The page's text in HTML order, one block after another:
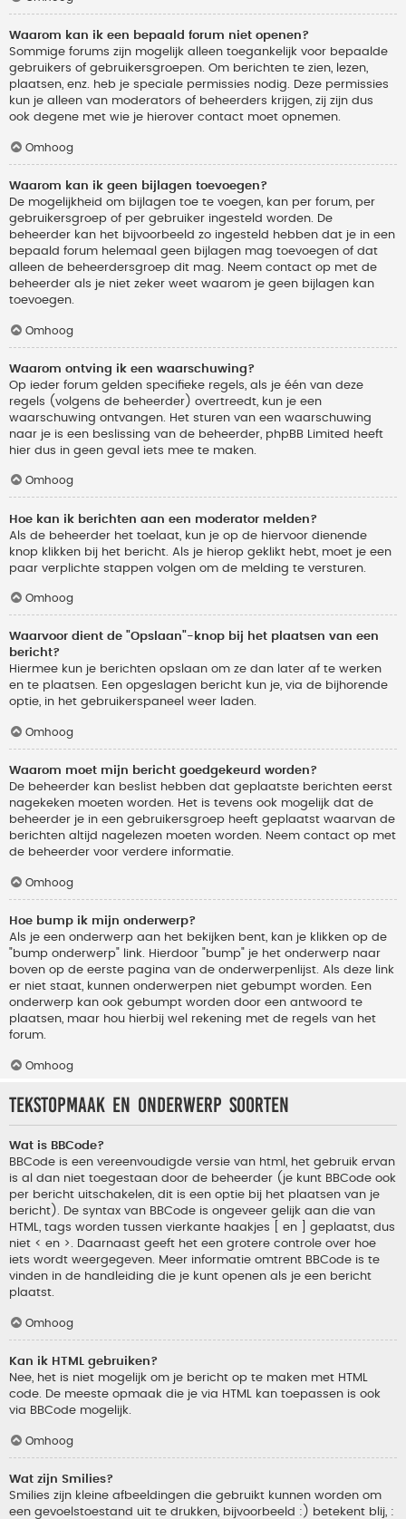
Waarom kan ik een bepaald forum niet openen?
Sommige forums zijn mogelijk alleen toegankelijk voor bepaalde
gebruikers of gebruikersgroepen. Om berichten te zien, lezen,
plaatsen, enz. heb je speciale permissies nodig. Deze permissies
kun je alleen van moderators of beheerders krijgen, zij zijn dus
ook degene met wie je hierover contact moet opnemen.
Omhoog
Waarom kan ik geen bijlagen toevoegen?
De mogelijkheid om bijlagen toe te voegen, kan per forum, per
gebruikersgroep of per gebruiker ingesteld worden. De
beheerder kan het bijvoorbeeld zo ingesteld hebben dat je in een
bepaald forum helemaal geen bijlagen mag toevoegen of dat
alleen de beheerdersgroep dit mag. Neem contact op met de
beheerder als je niet zeker weet waarom je geen bijlagen kan
toevoegen.
Omhoog
Waarom ontving ik een waarschuwing?
Op ieder forum gelden specifieke regels, als je één van deze
regels (volgens de beheerder) overtreedt, kun je een
waarschuwing ontvangen. Het sturen van een waarschuwing
naar je is een beslissing van de beheerder, phpBB Limited heeft
hier dus in geen geval iets mee te maken.
Omhoog
Hoe kan ik berichten aan een moderator melden?
Als de beheerder het toelaat, kun je op de hiervoor dienende
knop klikken bij het bericht. Als je hierop geklikt hebt, moet je een
paar verplichte stappen volgen om de melding te versturen.
Omhoog
Waarvoor dient de "Opslaan"-knop bij het plaatsen van een
bericht?
Hiermee kun je berichten opslaan om ze dan later af te werken
en te plaatsen. Een opgeslagen bericht kun je, via de bijhorende
optie, in het gebruikerspaneel weer laden.
Omhoog
Waarom moet mijn bericht goedgekeurd worden?
De beheerder kan beslist hebben dat geplaatste berichten eerst
nagekeken moeten worden. Het is tevens ook mogelijk dat de
beheerder je in een gebruikersgroep heeft geplaatst waarvan de
berichten altijd nagelezen moeten worden. Neem contact op met
de beheerder voor verdere informatie.
Omhoog
Hoe bump ik mijn onderwerp?
Als je een onderwerp aan het bekijken bent, kan je klikken op de
"bump onderwerp" link. Hierdoor "bump" je het onderwerp naar
boven op de eerste pagina van de onderwerpenlijst. Als deze link
er niet staat, kunnen onderwerpen niet gebumpt worden. Een
onderwerp kan ook gebumpt worden door een antwoord te
plaatsen, maar hou hierbij wel rekening met de regels van het
forum.
Omhoog
Tekstopmaak en onderwerp soorten
Wat is BBCode?
BBCode is een vereenvoudigde versie van html, het gebruik ervan
is al dan niet toegestaan door de beheerder (je kunt BBCode ook
per bericht uitschakelen, dit is een optie bij het plaatsen van je
bericht). De syntax van BBCode is ongeveer gelijk aan die van
HTML, tags worden tussen vierkante haakjes [ en ] geplaatst, dus
niet < en >. Daarnaast geeft het een grotere controle over hoe
iets wordt weergegeven. Meer informatie omtrent BBCode is te
vinden in de handleiding die je kunt openen als je een bericht
plaatst.
Omhoog
Kan ik HTML gebruiken?
Nee, het is niet mogelijk om je bericht op te maken met HTML
code. De meeste opmaak die je via HTML kan toepassen is ook
via BBCode mogelijk.
Omhoog
Wat zijn Smilies?
Smilies zijn kleine afbeeldingen die gebruikt kunnen worden om
een gevoelstoestand uit te drukken, bijvoorbeeld :) betekent blij, :